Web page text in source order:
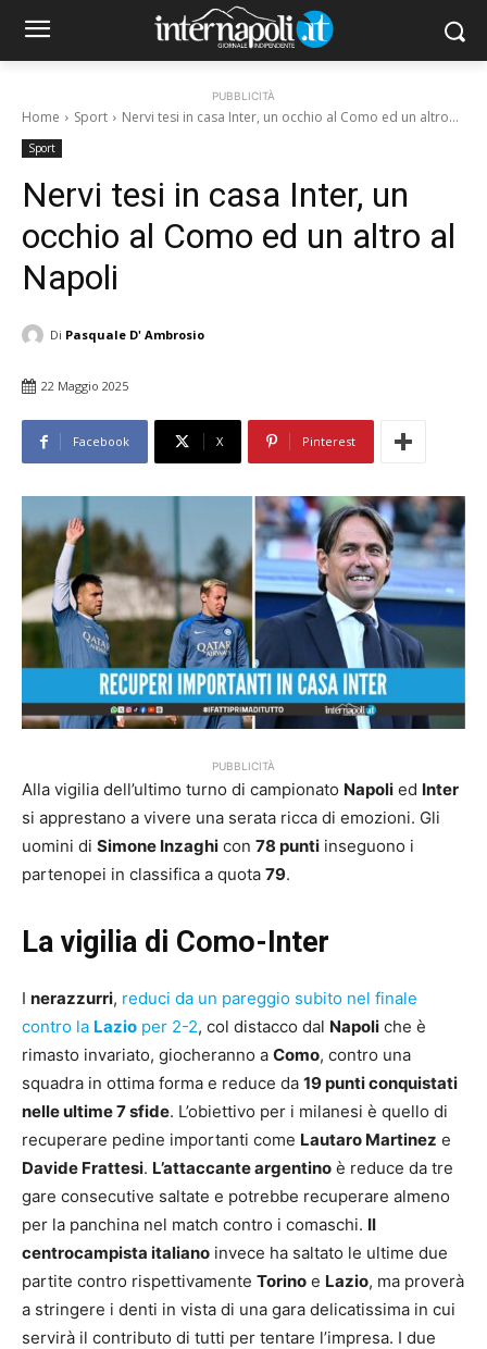
PUBBLICITÀ
Home Sport Nervi tesi in casa Inter, un occhio al Como ed un altro...
Sport
Nervi tesi in casa Inter, un
occhio al Como ed un altro al
Napoli
Di Pasquale D' Ambrosio
22 Maggio 2025
Facebook X Pinterest
PUBBLICITÀ
Alla vigilia dell’ultimo turno di campionato Napoli ed Inter
si apprestano a vivere una serata ricca di emozioni. Gli
uomini di Simone Inzaghi con 78 punti inseguono i
partenopei in classifica a quota 79.
La vigilia di Como-Inter
I nerazzurri, reduci da un pareggio subito nel finale
contro la Lazio per 2-2, col distacco dal Napoli che è
rimasto invariato, giocheranno a Como, contro una
squadra in ottima forma e reduce da 19 punti conquistati
nelle ultime 7 sfide. L’obiettivo per i milanesi è quello di
recuperare pedine importanti come Lautaro Martinez e
Davide Frattesi. L’attaccante argentino è reduce da tre
gare consecutive saltate e potrebbe recuperare almeno
per la panchina nel match contro i comaschi. Il
centrocampista italiano invece ha saltato le ultime due
partite contro rispettivamente Torino e Lazio, ma proverà
a stringere i denti in vista di una gara delicatissima in cui
servirà il contributo di tutti per tentare l’impresa. I due